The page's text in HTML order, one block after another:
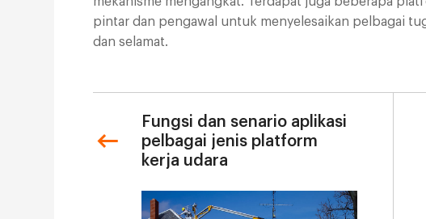
pintar dan pengawal untuk menyelesaikan pelbagai
dan selamat.
Fungsi dan senario aplikasi
pelbagai jenis platform
kerja udara